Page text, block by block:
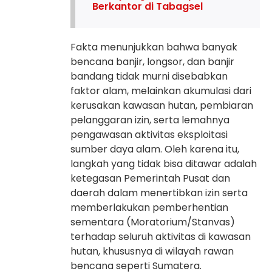
Berkantor di Tabagsel
Fakta menunjukkan bahwa banyak
bencana banjir, longsor, dan banjir
bandang tidak murni disebabkan
faktor alam, melainkan akumulasi dari
kerusakan kawasan hutan, pembiaran
pelanggaran izin, serta lemahnya
pengawasan aktivitas eksploitasi
sumber daya alam. Oleh karena itu,
langkah yang tidak bisa ditawar adalah
ketegasan Pemerintah Pusat dan
daerah dalam menertibkan izin serta
memberlakukan pemberhentian
sementara (Moratorium/Stanvas)
terhadap seluruh aktivitas di kawasan
hutan, khususnya di wilayah rawan
bencana seperti Sumatera.